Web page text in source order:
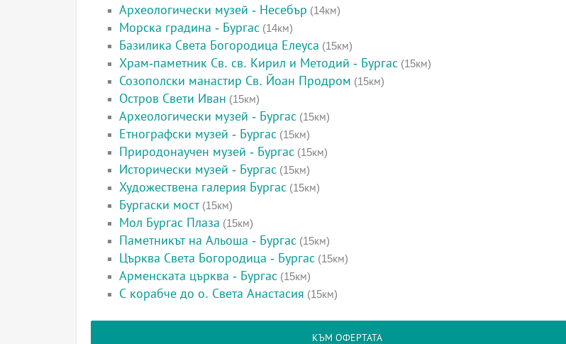
Археологически музей - Несебър (14км)
Морска градина - Бургас (14км)
Базилика Света Богородица Елеуса (15км)
Храм-паметник Св. св. Кирил и Методий - Бургас (15км)
Созополски манастир Св. Йоан Продром (15км)
Остров Свети Иван (15км)
Археологически музей - Бургас (15км)
Етнографски музей - Бургас (15км)
Природонаучен музей - Бургас (15км)
Исторически музей - Бургас (15км)
Художествена галерия Бургас (15км)
Бургаски мост(15км)
Мол Бургас Плаза (15км)
Паметникът на Альоша - Бургас (15км)
Църква Света Богородица - Бургас (15км)
Арменската църква - Бургас (15км)
С корабче до о. Света Анастасия (15км)
КЪМ ОФЕРТАТА